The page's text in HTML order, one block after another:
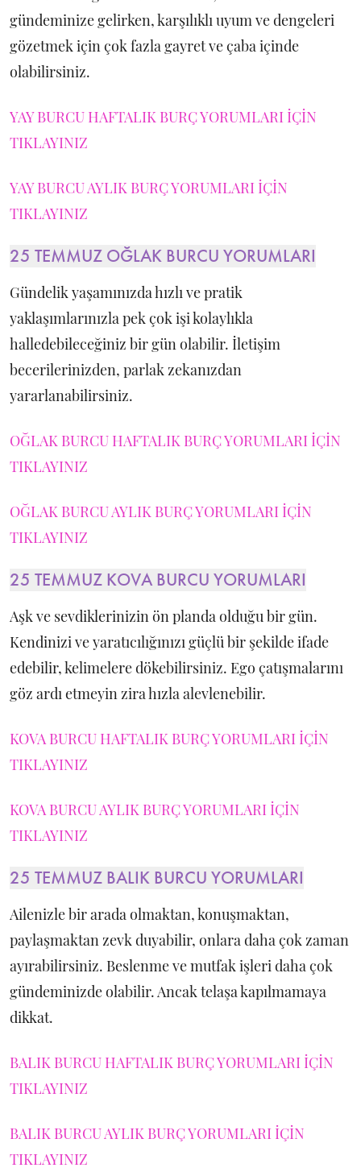
gündeminize gelirken, karşılıklı uyum ve dengeleri
gözetmek için çok fazla gayret ve çaba içinde
olabilirsiniz.
YAY BURCU HAFTALIK BURÇ YORUMLARI İÇİN
TIKLAYINIZ
YAY BURCU AYLIK BURÇ YORUMLARI İÇİN
TIKLAYINIZ
25 TEMMUZ OĞLAK BURCU YORUMLARI
Gündelik yaşamınızda hızlı ve pratik
yaklaşımlarınızla pek çok işi kolaylıkla
halledebileceğiniz bir gün olabilir. İletişim
becerilerinizden, parlak zekanızdan
yararlanabilirsiniz.
OĞLAK BURCU HAFTALIK BURÇ YORUMLARI İÇİN
TIKLAYINIZ
OĞLAK BURCU AYLIK BURÇ YORUMLARI İÇİN
TIKLAYINIZ
25 TEMMUZ KOVA BURCU YORUMLARI
Aşk ve sevdiklerinizin ön planda olduğu bir gün.
Kendinizi ve yaratıcılığınızı güçlü bir şekilde ifade
edebilir, kelimelere dökebilirsiniz. Ego çatışmalarını
göz ardı etmeyin zira hızla alevlenebilir.
KOVA BURCU HAFTALIK BURÇ YORUMLARI İÇİN
TIKLAYINIZ
KOVA BURCU AYLIK BURÇ YORUMLARI İÇİN
TIKLAYINIZ
25 TEMMUZ BALIK BURCU YORUMLARI
Ailenizle bir arada olmaktan, konuşmaktan,
paylaşmaktan zevk duyabilir, onlara daha çok zaman
ayırabilirsiniz. Beslenme ve mutfak işleri daha çok
gündeminizde olabilir. Ancak telaşa kapılmamaya
dikkat.
BALIK BURCU HAFTALIK BURÇ YORUMLARI İÇİN
TIKLAYINIZ
BALIK BURCU AYLIK BURÇ YORUMLARI İÇİN
TIKLAYINIZ